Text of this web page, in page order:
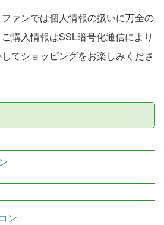
ァンでは個人情報の扱いに万全の
購入情報はSSL暗号化通信により
てショッピングをお楽しみくださ
ン